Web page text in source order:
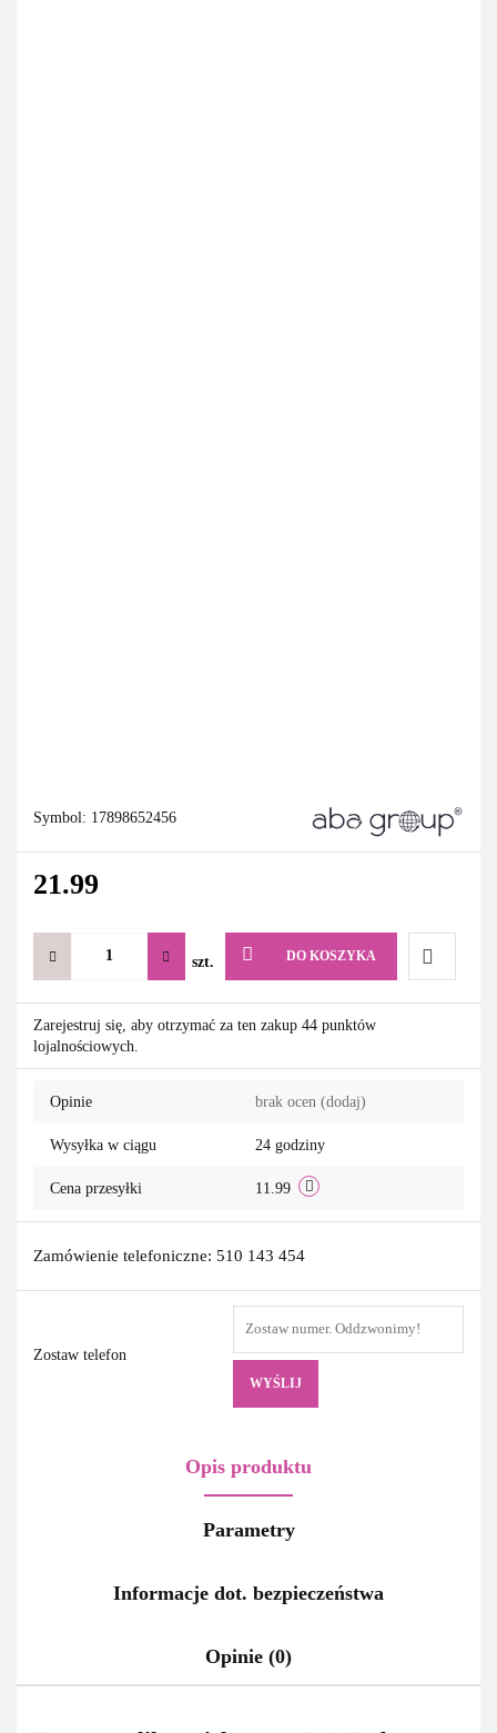
Symbol: 17898652456
21.99
szt. DO KOSZYKA
Do
Zarejestruj się, aby otrzymać za ten zakup 44 punktów
lojalnościowych.
Opinie brak ocen (dodaj)
Wysyłka w ciągu 24 godziny
Cena przesyłki 11.99
Zamówienie telefoniczne: 510 143 454
Zostaw telefon
WYŚLIJ
Opis produktu
Parametry
Informacje dot. bezpieczeństwa
Opinie (0)